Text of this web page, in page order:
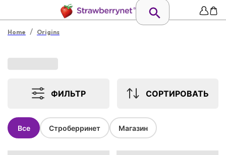
Home / Origins
ФИЛЬТР СОРТИРОВАТЬ
Все Строберринет Магазин